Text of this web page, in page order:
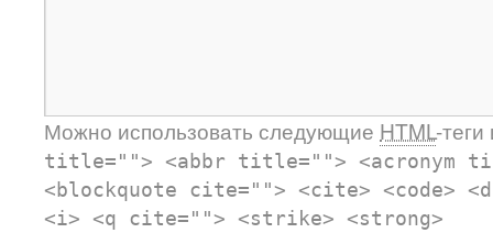
Можно использовать следующие HTML-
title=""> <abbr title=""> <acronym
<blockquote cite=""> <cite> <code>
<i> <q cite=""> <strike> <strong>